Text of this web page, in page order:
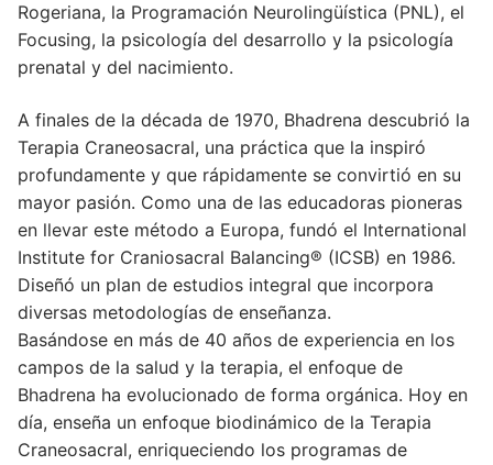
Rogeriana, la Programación Neurolingüística (PNL), el
Focusing, la psicología del desarrollo y la psicología
prenatal y del nacimiento.
A finales de la década de 1970, Bhadrena descubrió la
Terapia Craneosacral, una práctica que la inspiró
profundamente y que rápidamente se convirtió en su
mayor pasión. Como una de las educadoras pioneras
en llevar este método a Europa, fundó el International
Institute for Craniosacral Balancing® (ICSB) en 1986.
Diseñó un plan de estudios integral que incorpora
diversas metodologías de enseñanza.
Basándose en más de 40 años de experiencia en los
campos de la salud y la terapia, el enfoque de
Bhadrena ha evolucionado de forma orgánica. Hoy en
día, enseña un enfoque biodinámico de la Terapia
Craneosacral, enriqueciendo los programas de